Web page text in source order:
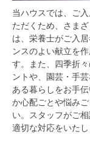
当ハウスでは、ご
ただくため、さま
は、栄養士がご入
ンスのよい献立を
す。また、四季折
ントや、園芸・手
ある暮らしをお手
か心配ごとや悩み
い。スタッフがご
適切な対応をいたし